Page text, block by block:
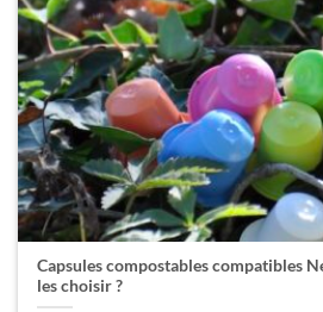
Capsules compostables compatibles
les choisir ?